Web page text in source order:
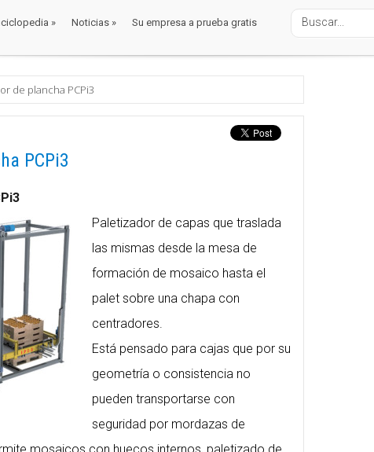
» Noticias » Su empresa a prueba gratis
de plancha PCPi3
PCPi3
Paletizador de capas que traslada
las mismas desde la mesa de
formación de mosaico hasta el
palet sobre una chapa con
centradores.
Está pensado para cajas que por su
geometría o consistencia no
pueden transportarse con
seguridad por mordazas de